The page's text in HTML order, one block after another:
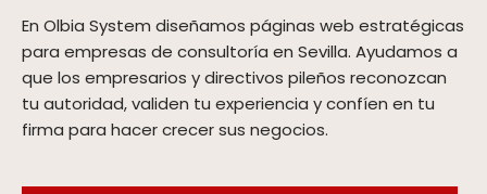
En Olbia System diseñamos páginas web estratégicas
para empresas de consultoría en Sevilla. Ayudamos a
que los empresarios y directivos pileños reconozcan
tu autoridad, validen tu experiencia y confíen en tu
firma para hacer crecer sus negocios.